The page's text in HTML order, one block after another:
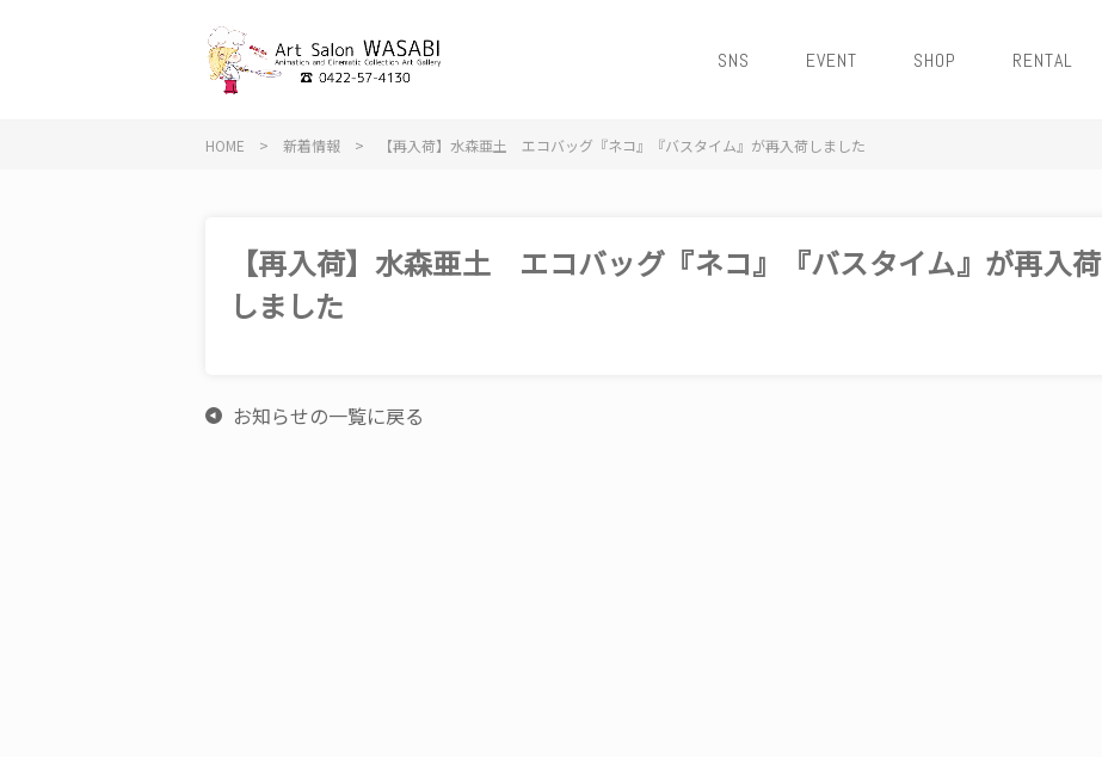
SNS EVENT SHOP RENTAL
HOME > 新着情報 > 【再入荷】水森亜土 エコバッグ『ネコ』『バスタイム』が再入荷しました
【再入荷】水森亜土 エコバッグ『ネコ』『バスタイム』が再入荷
しました
お知らせの一覧に戻る